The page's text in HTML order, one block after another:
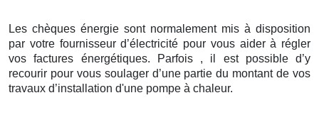
Les chèques énergie sont normalement mis à disposition
par votre fournisseur d’électricité pour vous aider à régler
vos factures énergétiques. Parfois , il est possible d’y
recourir pour vous soulager d’une partie du montant de vos
travaux d’installation d'une pompe à chaleur.